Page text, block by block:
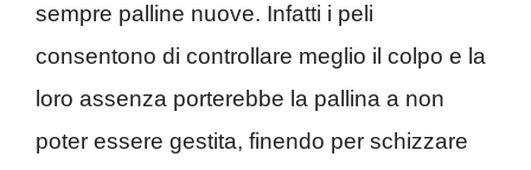
sempre palline nuove. Infatti i peli
consentono di controllare meglio il colpo e la
loro assenza porterebbe la pallina a non
poter essere gestita, finendo per schizzare